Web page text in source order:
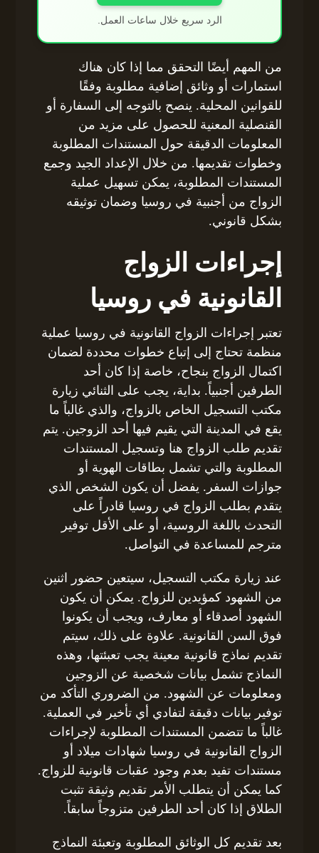
الرد سريع خلال ساعات العمل.
من المهم أيضًا التحقق مما إذا كان هناك
استمارات أو وثائق إضافية مطلوبة وفقًا
للقوانين المحلية. ينصح بالتوجه إلى السفارة أو
القنصلية المعنية للحصول على مزيد من
المعلومات الدقيقة حول المستندات المطلوبة
وخطوات تقديمها. من خلال الإعداد الجيد وجمع
المستندات المطلوبة، يمكن تسهيل عملية
الزواج من أجنبية في روسيا وضمان توثيقه
بشكل قانوني.
إجراءات الزواج
القانونية في روسيا
تعتبر إجراءات الزواج القانونية في روسيا عملية
منظمة تحتاج إلى إتباع خطوات محددة لضمان
اكتمال الزواج بنجاح، خاصة إذا كان أحد
الطرفين أجنبياً. بداية، يجب على الثنائي زيارة
مكتب التسجيل الخاص بالزواج، والذي غالباً ما
يقع في المدينة التي يقيم فيها أحد الزوجين. يتم
تقديم طلب الزواج هنا وتسجيل المستندات
المطلوبة والتي تشمل بطاقات الهوية أو
جوازات السفر. يفضل أن يكون الشخص الذي
يتقدم بطلب الزواج في روسيا قادراً على
التحدث باللغة الروسية، أو على الأقل توفير
مترجم للمساعدة في التواصل.
عند زيارة مكتب التسجيل، سيتعين حضور اثنين
من الشهود كمؤيدين للزواج. يمكن أن يكون
الشهود أصدقاء أو معارف، ويجب أن يكونوا
فوق السن القانونية. علاوة على ذلك، سيتم
تقديم نماذج قانونية معينة يجب تعبئتها، وهذه
النماذج تشمل بيانات شخصية عن الزوجين
ومعلومات عن الشهود. من الضروري التأكد من
توفير بيانات دقيقة لتفادي أي تأخير في العملية.
غالباً ما تتضمن المستندات المطلوبة لإجراءات
الزواج القانونية في روسيا شهادات ميلاد أو
مستندات تفيد بعدم وجود عقبات قانونية للزواج.
كما يمكن أن يتطلب الأمر تقديم وثيقة تثبت
الطلاق إذا كان أحد الطرفين متزوجاً سابقاً.
بعد تقديم كل الوثائق المطلوبة وتعبئة النماذج